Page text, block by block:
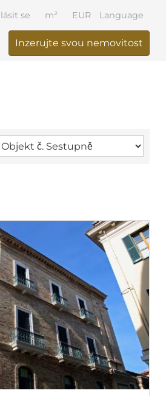
Language
Inzerujte svou nemovitost
se EUR
m²